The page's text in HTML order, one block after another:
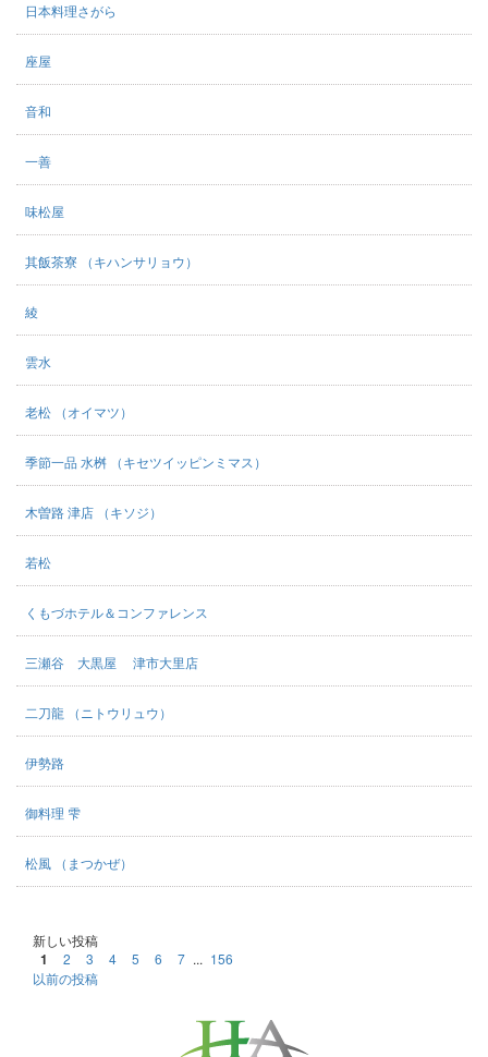
日本料理さがら
座屋
音和
一善
味松屋
其飯茶寮 （キハンサリョウ）
綾
雲水
老松 （オイマツ）
季節一品 水桝 （キセツイッピンミマス）
木曽路 津店 （キソジ）
若松
くもづホテル＆コンファレンス
三瀬谷 大黒屋 津市大里店
二刀龍 （ニトウリュウ）
伊勢路
御料理 雫
松風 （まつかぜ）
新しい投稿
1 2 3 4 5 6 7 ... 156
以前の投稿